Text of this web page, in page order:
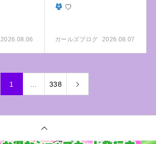
2026.08.06
♡
ガールズブログ 2026.08.07
1 338